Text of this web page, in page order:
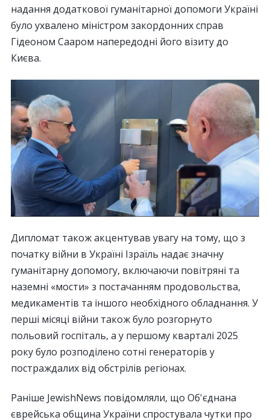
надання додаткової гуманітарної допомоги Україні
було ухвалено міністром закордонних справ
Гідеоном Сааром напередодні його візиту до
Києва.
Дипломат також акцентував увагу на тому, що з
початку війни в Україні Ізраїль надає значну
гуманітарну допомогу, включаючи повітряні та
наземні «мости» з постачанням продовольства,
медикаментів та іншого необхідного обладнання. У
перші місяці війни також було розгорнуто
польовий госпіталь, а у першому кварталі 2025
року було розподілено сотні генераторів у
постраждалих від обстрілів регіонах.
Раніше JewishNews повідомляли, що Об'єднана
єврейська община України спростувала чутки про